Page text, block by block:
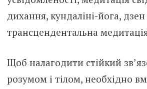
дихання, кундаліні-йога,
трансцендентальна
Щоб налагодити стійкий
розумом і тілом, необхідно